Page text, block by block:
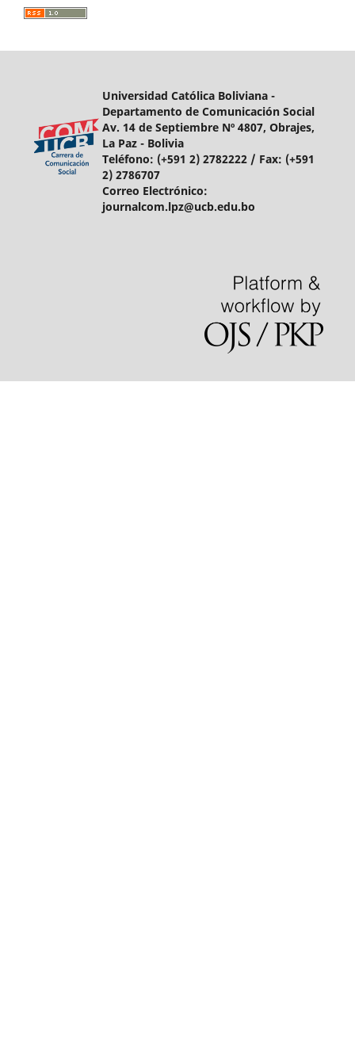
Universidad Católica Boliviana -
Departamento de Comunicación Social
Av. 14 de Septiembre Nº 4807, Obrajes,
La Paz - Bolivia
Teléfono: (+591 2) 2782222 / Fax: (+591
2) 2786707
Correo Electrónico:
journalcom.lpz@ucb.edu.bo